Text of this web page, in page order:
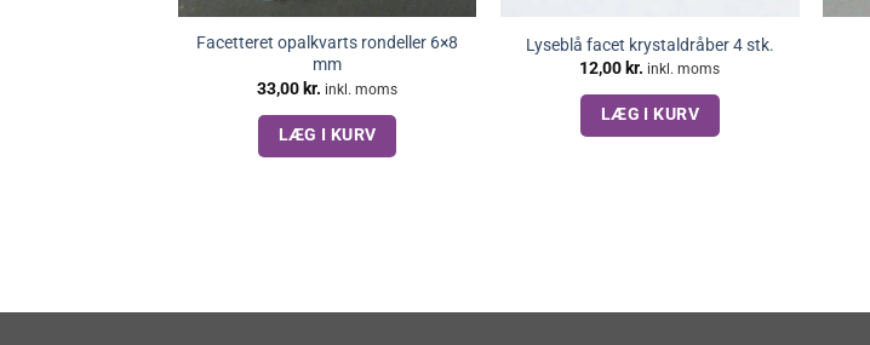
Facetteret opalkvarts rondeller 6×8
mm
33,00 kr. inkl. moms
LÆG I KURV
Lyseblå facet krystaldråber 4 stk.
12,00 kr. inkl. moms
LÆG I KURV